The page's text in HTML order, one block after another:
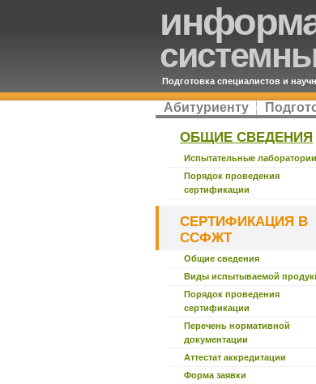
Подготовка специалистов и
Абитуриенту
ОБЩИЕ СВЕДЕНИЯ
Испытательные лаборатории
Порядок проведения
сертификации
СЕРТИФИКАЦИЯ В
ССФЖТ
Общие сведения
Виды испытываемой
Порядок проведения
сертификации
Перечень нормативной
документации
Аттестат аккредитации
Форма заявки